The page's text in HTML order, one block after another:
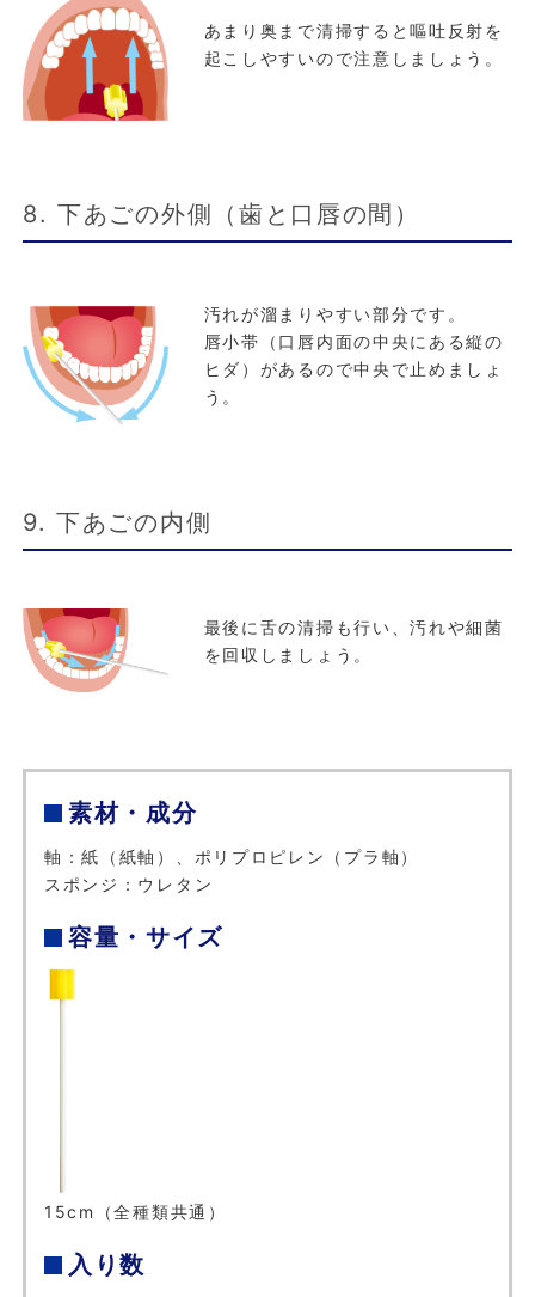
あまり奥まで清掃すると嘔吐反射を
起こしやすいので注意しましょう。
8. 下あごの外側（歯と口唇の間）
汚れが溜まりやすい部分です。
唇小帯（口唇内面の中央にある縦の
ヒダ）があるので中央で止めましょ
う。
9. 下あごの内側
最後に舌の清掃も行い、汚れや細菌
を回収しましょう。
素材・成分
軸：紙（紙軸）、ポリプロピレン（プラ軸）
スポンジ：ウレタン
容量・サイズ
15cm（全種類共通）
入り数